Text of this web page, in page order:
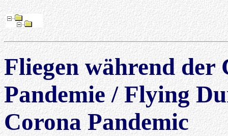
Fliegen während der
Pandemie / Flying
Corona Pandemic